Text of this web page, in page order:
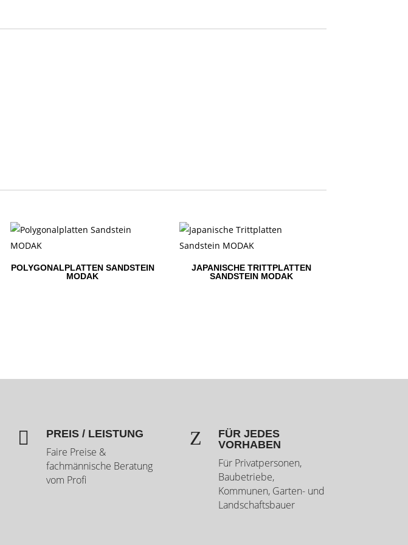
POLYGONALPLATTEN SANDSTEIN
MODAK
JAPANISCHE TRITTPLATTEN
SANDSTEIN MODAK
 PREIS / LEISTUNG
Faire Preise &
fachmännische Beratung
vom Profi
Z
FÜR JEDES
VORHABEN
Für Privatpersonen,
Baubetriebe,
Kommunen, Garten- und
Landschaftsbauer